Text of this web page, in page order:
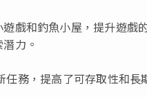
戲和釣魚小屋，提升遊戲
力。
務，提高了可存取性和長